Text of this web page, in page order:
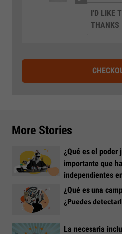
I'D LIKE
THANKS
More Stories
¿Qué es el poder
importante que
independientes
¿Qué es una
¿Puedes
La necesaria